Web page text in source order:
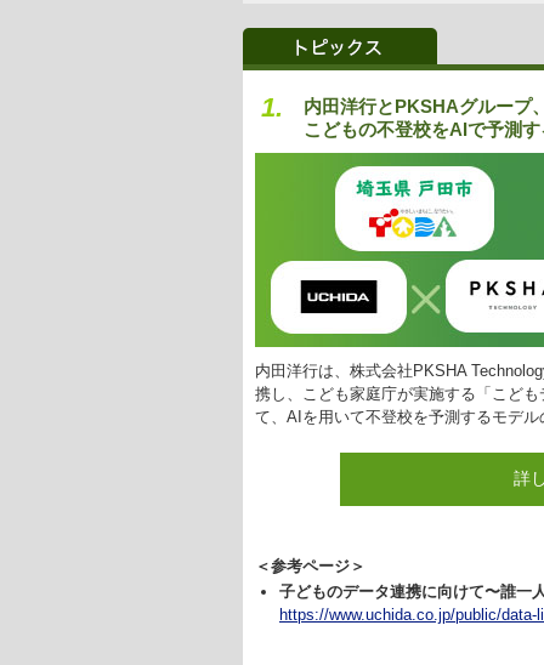
1.
内田洋行とPKSHAグループ
こどもの不登校をAIで予測
内田洋行は、株式会社PKSHA
携し、こども家庭庁が実施する「こど
て、AIを用いて不登校を予測するモデ
詳
＜参考ページ＞
子どものデータ連携に向けて〜誰一
https://www.uchida.co.jp/public/data-